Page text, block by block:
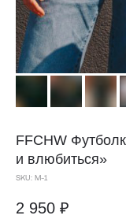
FFCHW
и влюбиться»
SKU: M-1
2 950 ₽